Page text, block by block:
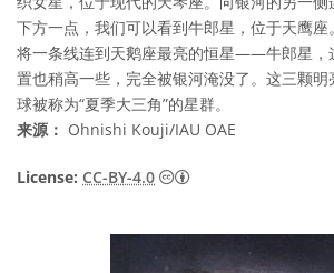
下方一点，我们可以看到牛郎星，位于天鹰
将一条线连到天鹅座最亮的恒星——牛郎星，
置也稍高一些，完全被银河淹没了。这三颗
球被称为“夏季大三角”的星群。
来源： Ohnishi Kouji/IAU OAE
License: CC-BY-4.0 知识共享许可协议